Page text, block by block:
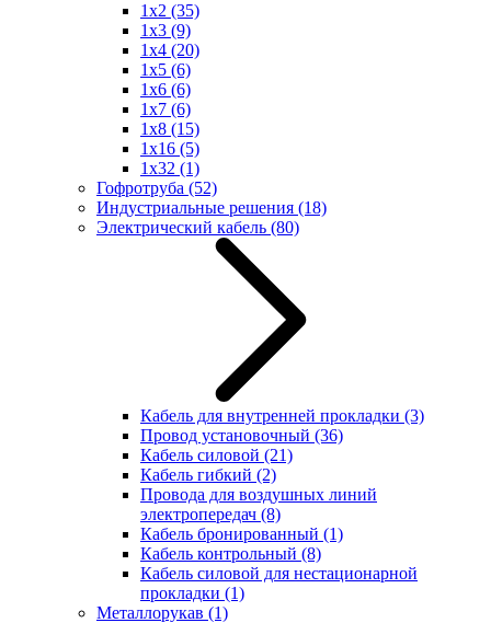
1x2 (35)
1x3 (9)
1x4 (20)
1x5 (6)
1x6 (6)
1x7 (6)
1x8 (15)
1x16 (5)
1x32 (1)
Гофротруба (52)
Индустриальные решения (18)
Электрический кабель (80)
Кабель для внутренней прокладки (3)
Провод установочный (36)
Кабель силовой (21)
Кабель гибкий (2)
Провода для воздушных линий
электропередач (8)
Кабель бронированный (1)
Кабель контрольный (8)
Кабель силовой для нестационарной
прокладки (1)
Металлорукав (1)